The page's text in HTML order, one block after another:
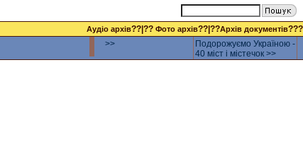
Аудіо архів??|?? Фото архів??|??Архів документів???
>>
Подорожуємо Україною -
40 міст і містечок >>